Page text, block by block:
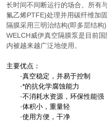
长时间不间断运行的场合。所有
氟乙烯PTFE)处理并用碳纤维加
隔膜采用三明治结构(即多层结构
WELCH威伊真空隔膜泵是目前
内被越来越广泛地使用。
主要优点：
·真空稳定，并易于控制
·*的抗化学腐蚀能力
·不消耗水资源，环保性能强
·体积小，重量轻
·使用方便，干净